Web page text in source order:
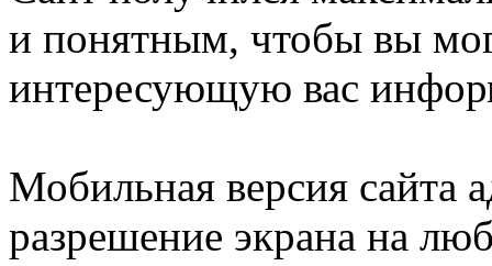
и понятным, чтобы вы
интересующую вас
Мобильная версия сайта
разрешение экрана на